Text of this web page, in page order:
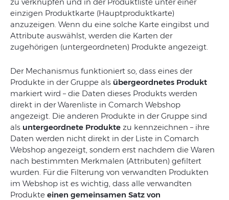
einzigen Produktkarte (Hauptproduktkarte)
anzuzeigen. Wenn du eine solche Karte eingibst und
Attribute auswählst, werden die Karten der
zugehörigen (untergeordneten) Produkte angezeigt.
Der Mechanismus funktioniert so, dass eines der
Produkte in der Gruppe als übergeordnetes Produkt
markiert wird – die Daten dieses Produkts werden
direkt in der Warenliste in Comarch Webshop
angezeigt. Die anderen Produkte in der Gruppe sind
als untergeordnete Produkte zu kennzeichnen – ihre
Daten werden nicht direkt in der Liste in Comarch
Webshop angezeigt, sondern erst nachdem die Waren
nach bestimmten Merkmalen (Attributen) gefiltert
wurden. Für die Filterung von verwandten Produkten
im Webshop ist es wichtig, dass alle verwandten
Produkte einen gemeinsamen Satz von